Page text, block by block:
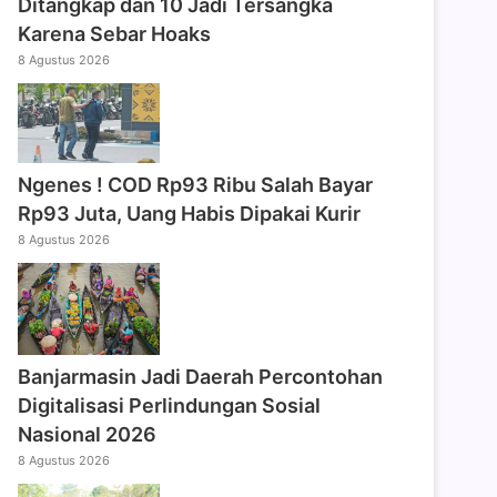
Ditangkap dan 10 Jadi Tersangka
Karena Sebar Hoaks
8 Agustus 2026
Ngenes ! COD Rp93 Ribu Salah Bayar
Rp93 Juta, Uang Habis Dipakai Kurir
8 Agustus 2026
Banjarmasin Jadi Daerah Percontohan
Digitalisasi Perlindungan Sosial
Nasional 2026
8 Agustus 2026